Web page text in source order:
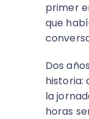
primer
que
Dos
historia:
la
horas